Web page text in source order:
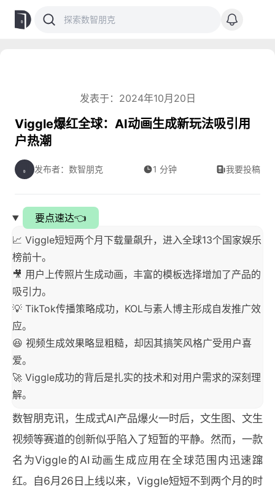
发表于：2024年10月20日
Viggle爆红全球：AI动画生成新玩法吸引用
户热潮
发布者：数智朋克 1 分钟 我要投稿
要点速达👈
📈 Viggle短短两个月下载量飙升，进入全球13个国家娱乐
榜前十。
🎥 用户上传照片生成动画，丰富的模板选择增加了产品的
吸引力。
💡 TikTok传播策略成功，KOL与素人博主形成自发推广效
应。
😆 视频生成效果略显粗糙，却因其搞笑风格广受用户喜
爱。
🚀 Viggle成功的背后是扎实的技术和对用户需求的深刻理
解。
数智朋克讯，生成式AI产品爆火一时后，文生图、文生
视频等赛道的创新似乎陷入了短暂的平静。然而，一款
名为Viggle的AI动画生成应用在全球范围内迅速蹿
红。自6月26日上线以来，Viggle短短不到两个月的时